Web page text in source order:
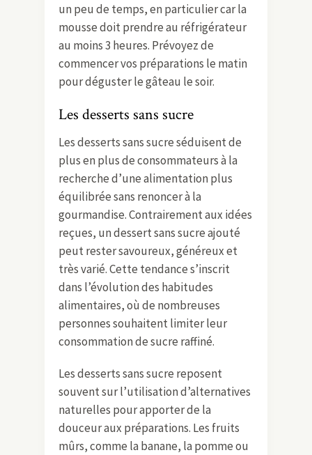
un peu de temps, en particulier car la
mousse doit prendre au réfrigérateur
au moins 3 heures. Prévoyez de
commencer vos préparations le matin
pour déguster le gâteau le soir.
Les desserts sans sucre
Les desserts sans sucre séduisent de
plus en plus de consommateurs à la
recherche d’une alimentation plus
équilibrée sans renoncer à la
gourmandise. Contrairement aux idées
reçues, un dessert sans sucre ajouté
peut rester savoureux, généreux et
très varié. Cette tendance s’inscrit
dans l’évolution des habitudes
alimentaires, où de nombreuses
personnes souhaitent limiter leur
consommation de sucre raffiné.
Les desserts sans sucre reposent
souvent sur l’utilisation d’alternatives
naturelles pour apporter de la
douceur aux préparations. Les fruits
mûrs, comme la banane, la pomme ou